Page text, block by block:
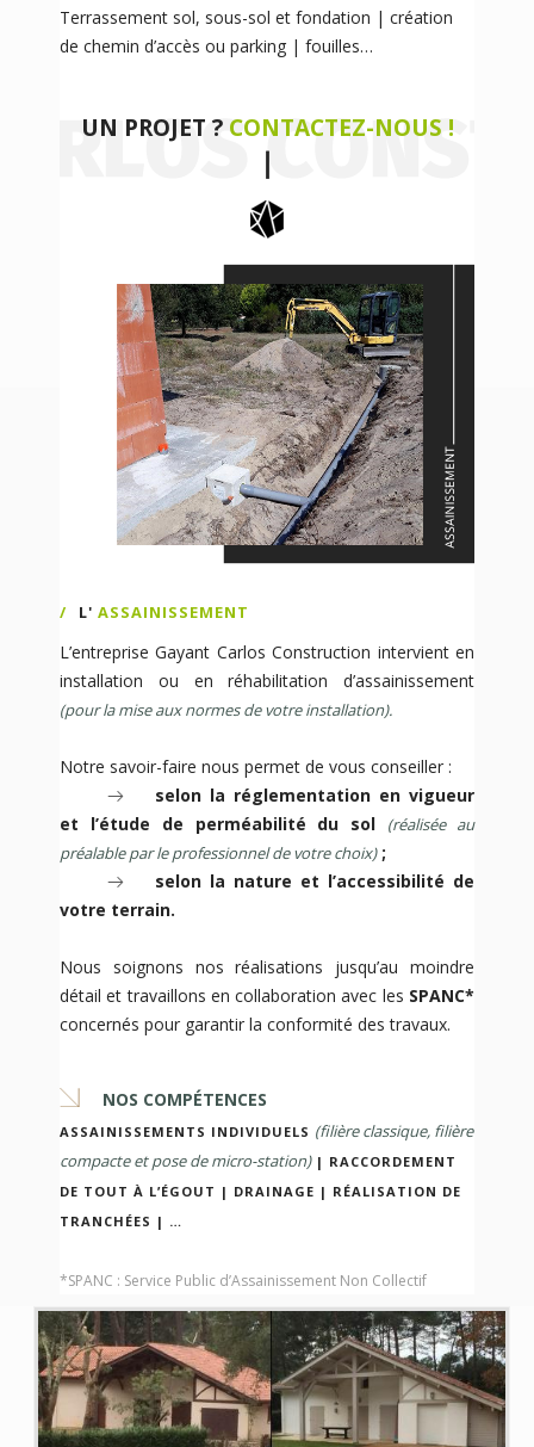
Terrassement sol, sous-sol et fondation | création
de chemin d’accès ou parking | fouilles…
UN PROJET ? CONTACTEZ-NOUS !
L' ASSAINISSEMENT
L’entreprise Gayant Carlos Construction intervient en
installation ou en réhabilitation d’assainissement
(pour la mise aux normes de votre installation).
Notre savoir-faire nous permet de vous conseiller :
selon la réglementation en vigueur
et l’étude de perméabilité du sol (réalisée au
préalable par le professionnel de votre choix);
selon la nature et l’accessibilité de
votre terrain.
Nous soignons nos réalisations jusqu’au moindre
détail et travaillons en collaboration avec les SPANC*
concernés pour garantir la conformité des travaux.
NOS COMPÉTENCES
ASSAINISSEMENTS INDIVIDUELS (filière classique, filière
compacte et pose de micro-station) | RACCORDEMENT
DE TOUT À L’ÉGOUT | DRAINAGE | RÉALISATION DE
TRANCHÉES | …
*SPANC : Service Public d’Assainissement Non Collectif